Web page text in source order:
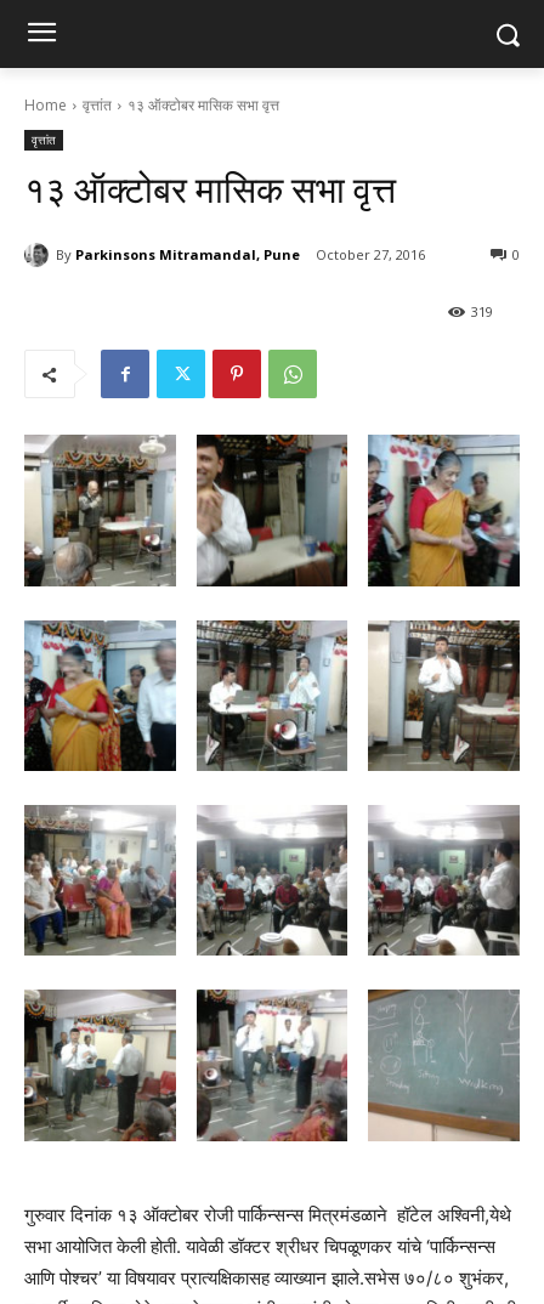
Home वृत्तांत १३ ऑक्टोबर मासिक सभा वृत्त
वृत्तांत
१३ ऑक्टोबर मासिक सभा वृत्त
By Parkinsons Mitramandal, Pune October 27, 2016 0
319
गुरुवार दिनांक १३ ऑक्टोबर रोजी पार्किन्सन्स मित्रमंडळाने हॉटेल अश्विनी,येथे
सभा आयोजित केली होती. यावेळी डॉक्टर श्रीधर चिपळूणकर यांचे ‘पार्किन्सन्स
आणि पोश्चर’ या विषयावर प्रात्यक्षिकासह व्याख्यान झाले.सभेस ७०/८० शुभंकर,